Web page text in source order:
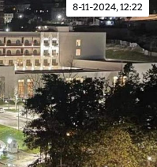
8-11-2024, 12:22